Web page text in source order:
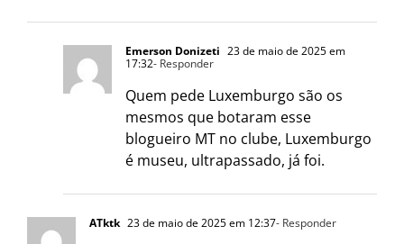
Emerson Donizeti 23 de maio de 2025 em
17:32- Responder
Quem pede Luxemburgo são os
mesmos que botaram esse
blogueiro MT no clube, Luxemburgo
é museu, ultrapassado, já foi.
ATktk 23 de maio de 2025 em 12:37- Responder